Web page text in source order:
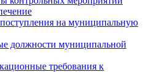
на муниципальную
должности муниципальной
требования к